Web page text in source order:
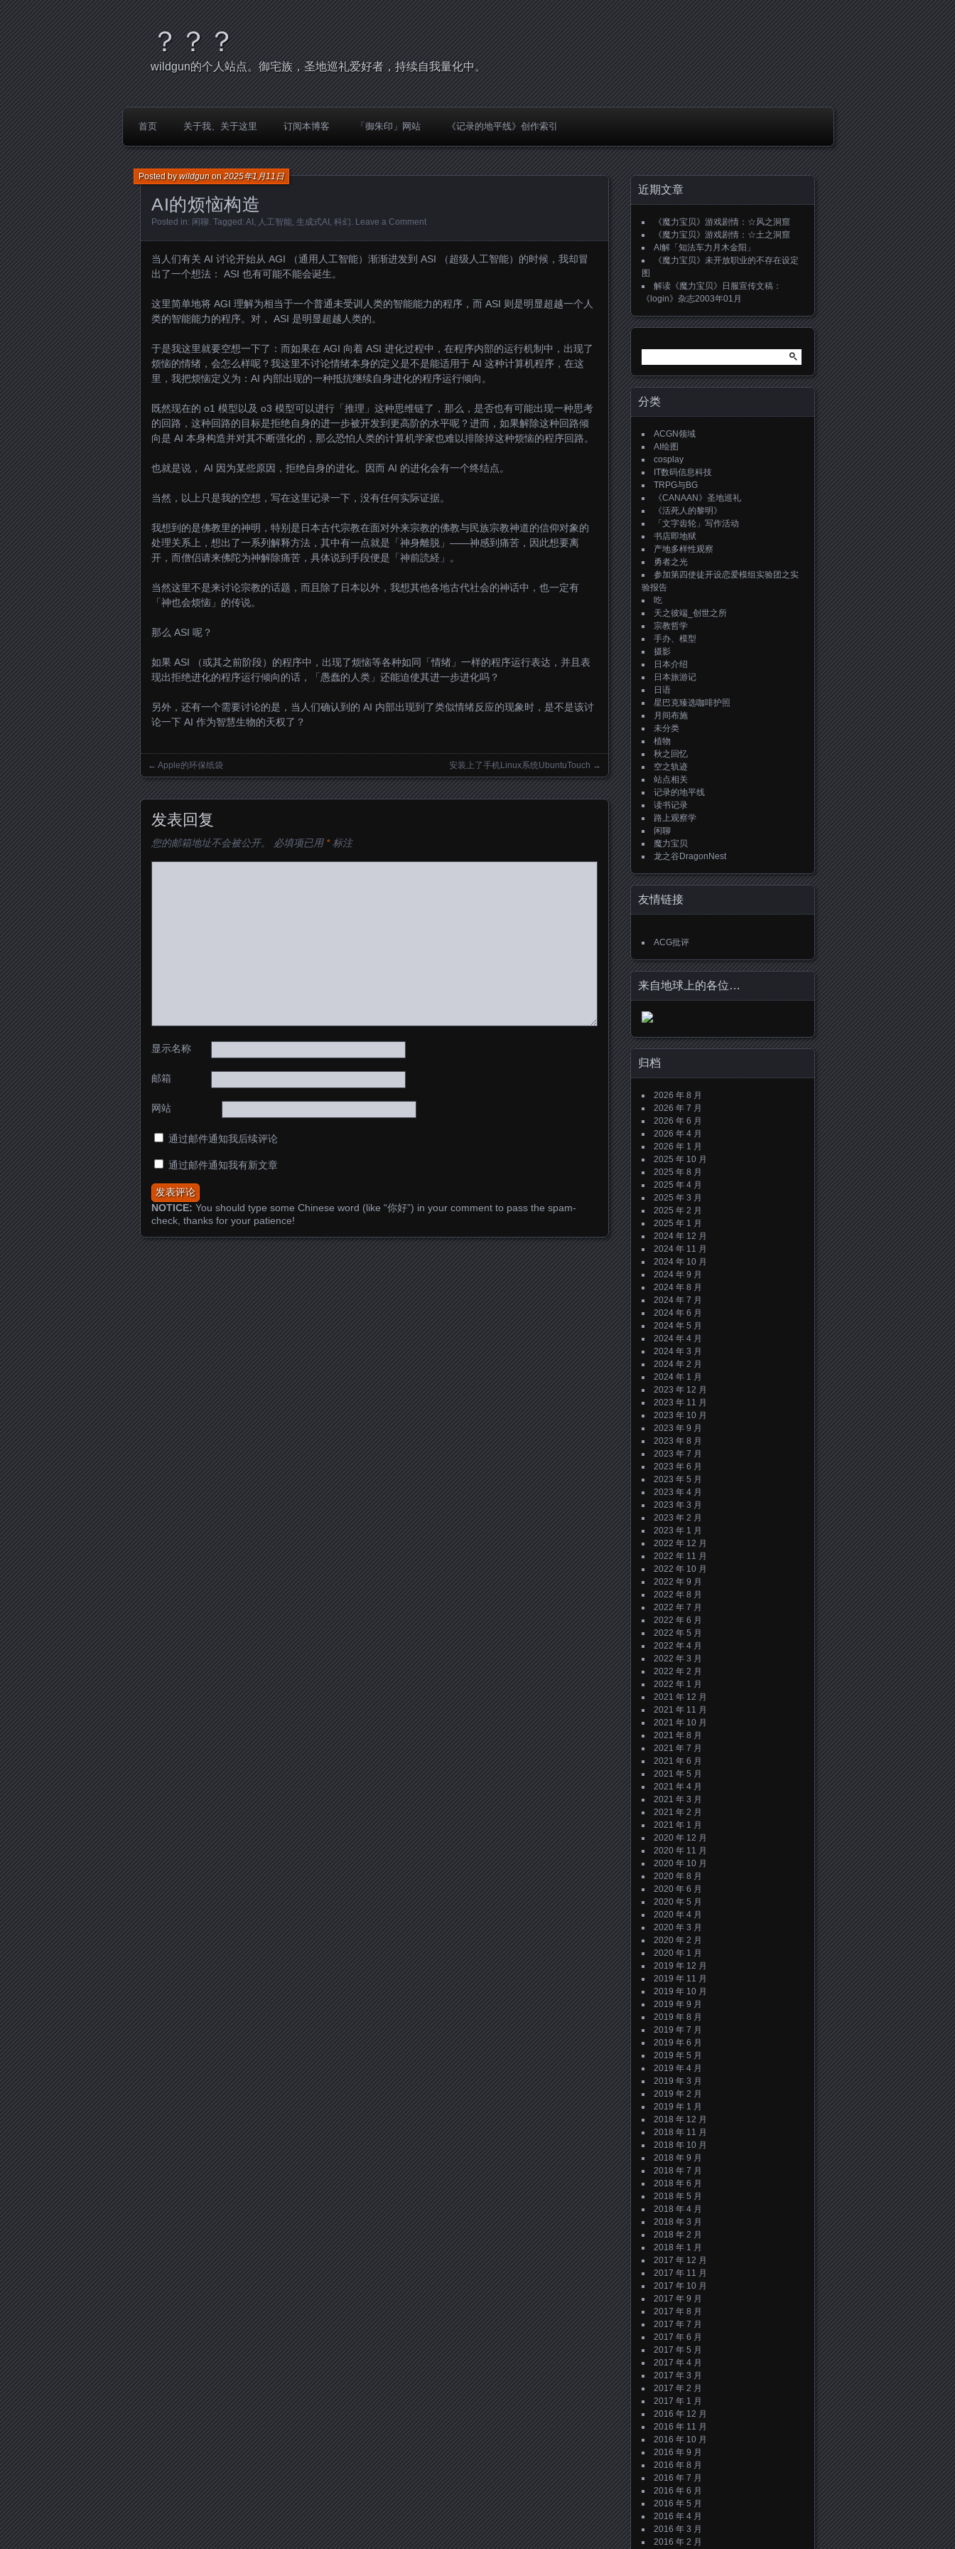
？？？
wildgun的个人站点。御宅族，圣地巡礼爱好者，持续自我量化中。
首页 关于我、关于这里 订阅本博客 「御朱印」网站 《记录的地平线》创作索引
AI的烦恼构造
Posted bywildgunon2025年1月11日
Posted in: 闲聊. Tagged: AI , 人工智能, 生成式AI , 科幻. Leave a Comment
当人们有关 AI 讨论开始从 AGI （通用人工智能）渐渐进发到 ASI （超级人工智能）的时候，我却冒
出了一个想法： ASI 也有可能不能会诞生。
这里简单地将 AGI 理解为相当于一个普通未受训人类的智能能力的程序，而 ASI 则是明显超越一个人
类的智能能力的程序。对， ASI 是明显超越人类的。
于是我这里就要空想一下了：而如果在 AGI 向着 ASI 进化过程中，在程序内部的运行机制中，出现了
烦恼的情绪，会怎么样呢？我这里不讨论情绪本身的定义是不是能适用于 AI 这种计算机程序，在这
里，我把烦恼定义为：AI 内部出现的一种抵抗继续自身进化的程序运行倾向。
既然现在的 o1 模型以及 o3 模型可以进行「推理」这种思维链了，那么，是否也有可能出现一种思考
的回路，这种回路的目标是拒绝自身的进一步被开发到更高阶的水平呢？进而，如果解除这种回路倾
向是 AI 本身构造并对其不断强化的，那么恐怕人类的计算机学家也难以排除掉这种烦恼的程序回路。
也就是说， AI 因为某些原因，拒绝自身的进化。因而 AI 的进化会有一个终结点。
当然，以上只是我的空想，写在这里记录一下，没有任何实际证据。
我想到的是佛教里的神明，特别是日本古代宗教在面对外来宗教的佛教与民族宗教神道的信仰对象的
处理关系上，想出了一系列解释方法，其中有一点就是「神身離脱」——神感到痛苦，因此想要离
开，而僧侣请来佛陀为神解除痛苦，具体说到手段便是「神前読経」。
当然这里不是来讨论宗教的话题，而且除了日本以外，我想其他各地古代社会的神话中，也一定有
「神也会烦恼」的传说。
那么 ASI 呢？
如果 ASI （或其之前阶段）的程序中，出现了烦恼等各种如同「情绪」一样的程序运行表达，并且表
现出拒绝进化的程序运行倾向的话，「愚蠢的人类」还能迫使其进一步进化吗？
另外，还有一个需要讨论的是，当人们确认到的 AI 内部出现到了类似情绪反应的现象时，是不是该讨
论一下 AI 作为智慧生物的天权了？
Posts navigation
← Apple的环保纸袋 安装上了手机Linux系统UbuntuTouch →
发表回复
您的邮箱地址不会被公开。 必填项已用 *标注
显示名称
邮箱
网站
通过邮件通知我后续评论
通过邮件通知我有新文章
NOTICE: You should type some Chinese word (like “你好”) in your comment to pass the spam-
check, thanks for your patience!
近期文章
《魔力宝贝》游戏剧情：☆风之洞窟
《魔力宝贝》游戏剧情：☆土之洞窟
AI解「知法车力月木金阳」
《魔力宝贝》未开放职业的不存在设定
图
解读《魔力宝贝》日服宣传文稿：
《login》杂志2003年01月
索：
分类
ACGN领域
AI绘图
cosplay
IT数码信息科技
TRPG与BG
《CANAAN》圣地巡礼
《活死人的黎明》
「文字齿轮」写作活动
书店即地狱
产地多样性观察
勇者之光
参加第四使徒开设恋爱模组实验团之实
验报告
吃
天之彼端_创世之所
宗教哲学
手办、模型
摄影
日本介绍
日本旅游记
日语
星巴克臻选咖啡护照
月间布施
未分类
植物
秋之回忆
空之轨迹
站点相关
记录的地平线
读书记录
路上观察学
闲聊
魔力宝贝
龙之谷DragonNest
友情链接
ACG批评
来自地球上的各位…
归档
2026 年 8 月
2026 年 7 月
2026 年 6 月
2026 年 4 月
2026 年 1 月
2025 年 10 月
2025 年 8 月
2025 年 4 月
2025 年 3 月
2025 年 2 月
2025 年 1 月
2024 年 12 月
2024 年 11 月
2024 年 10 月
2024 年 9 月
2024 年 8 月
2024 年 7 月
2024 年 6 月
2024 年 5 月
2024 年 4 月
2024 年 3 月
2024 年 2 月
2024 年 1 月
2023 年 12 月
2023 年 11 月
2023 年 10 月
2023 年 9 月
2023 年 8 月
2023 年 7 月
2023 年 6 月
2023 年 5 月
2023 年 4 月
2023 年 3 月
2023 年 2 月
2023 年 1 月
2022 年 12 月
2022 年 11 月
2022 年 10 月
2022 年 9 月
2022 年 8 月
2022 年 7 月
2022 年 6 月
2022 年 5 月
2022 年 4 月
2022 年 3 月
2022 年 2 月
2022 年 1 月
2021 年 12 月
2021 年 11 月
2021 年 10 月
2021 年 8 月
2021 年 7 月
2021 年 6 月
2021 年 5 月
2021 年 4 月
2021 年 3 月
2021 年 2 月
2021 年 1 月
2020 年 12 月
2020 年 11 月
2020 年 10 月
2020 年 8 月
2020 年 6 月
2020 年 5 月
2020 年 4 月
2020 年 3 月
2020 年 2 月
2020 年 1 月
2019 年 12 月
2019 年 11 月
2019 年 10 月
2019 年 9 月
2019 年 8 月
2019 年 7 月
2019 年 6 月
2019 年 5 月
2019 年 4 月
2019 年 3 月
2019 年 2 月
2019 年 1 月
2018 年 12 月
2018 年 11 月
2018 年 10 月
2018 年 9 月
2018 年 7 月
2018 年 6 月
2018 年 5 月
2018 年 4 月
2018 年 3 月
2018 年 2 月
2018 年 1 月
2017 年 12 月
2017 年 11 月
2017 年 10 月
2017 年 9 月
2017 年 8 月
2017 年 7 月
2017 年 6 月
2017 年 5 月
2017 年 4 月
2017 年 3 月
2017 年 2 月
2017 年 1 月
2016 年 12 月
2016 年 11 月
2016 年 10 月
2016 年 9 月
2016 年 8 月
2016 年 7 月
2016 年 6 月
2016 年 5 月
2016 年 4 月
2016 年 3 月
2016 年 2 月